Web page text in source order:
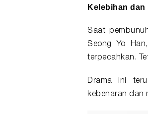
Kelebihan
Saat
Seong Yo
terpecahkan.
Drama ini
kebenaran dan